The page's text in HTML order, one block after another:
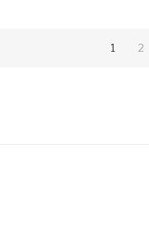
1 2